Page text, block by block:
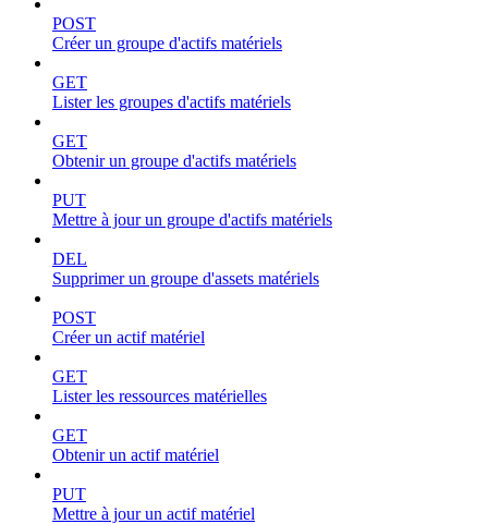
POST
Créer un groupe d'actifs matériels
GET
Lister les groupes d'actifs matériels
GET
Obtenir un groupe d'actifs matériels
PUT
Mettre à jour un groupe d'actifs matériels
DEL
Supprimer un groupe d'assets matériels
POST
Créer un actif matériel
GET
Lister les ressources matérielles
GET
Obtenir un actif matériel
PUT
Mettre à jour un actif matériel